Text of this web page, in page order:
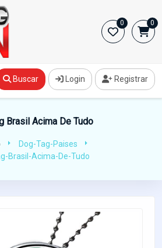
0 0
Buscar Login Registrar
Brasil Acima De Tudo
Dog-Tag-Paises
Brasil-Acima-De-Tudo